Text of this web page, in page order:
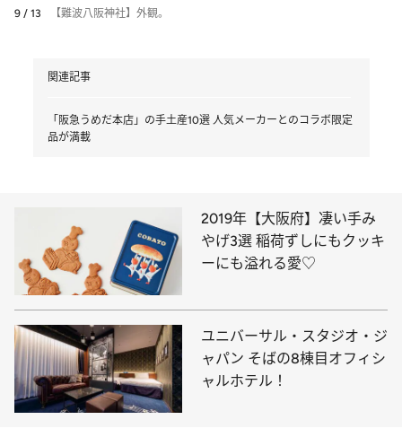
9 / 13 【難波八阪神社】外観。
関連記事
「阪急うめだ本店」の手土産10選 人気メーカーとのコラボ限定
品が満載
2019年【大阪府】凄い手み
やげ3選 稲荷ずしにもクッキ
ーにも溢れる愛♡
ユニバーサル・スタジオ・ジ
ャパン そばの8棟目オフィシ
ャルホテル！